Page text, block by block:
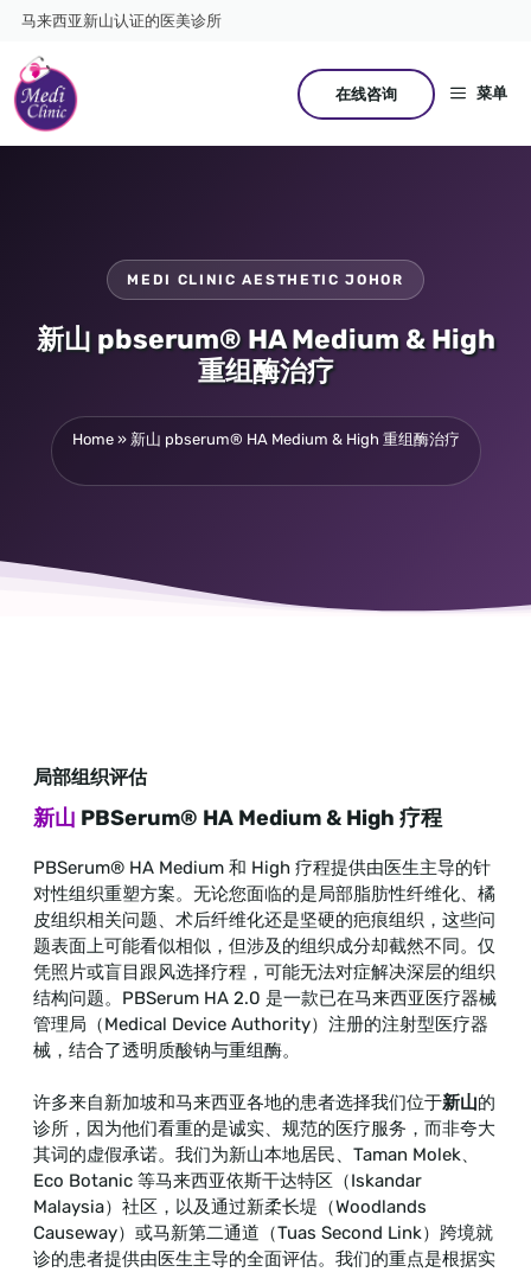
容
马来西亚新山认证的医美诊所
菜单
在线咨询
MEDI CLINIC AESTHETIC JOHOR
新山 pbserum® HA Medium & High
重组酶治疗
Home» 新山 pbserum® HA Medium & High 重组酶治疗
局部组织评估
新山 PBSerum® HA Medium & High 疗程
PBSerum® HA Medium 和 High 疗程提供由医生主导的针
对性组织重塑方案。无论您面临的是局部脂肪性纤维化、橘
皮组织相关问题、术后纤维化还是坚硬的疤痕组织，这些问
题表面上可能看似相似，但涉及的组织成分却截然不同。仅
凭照片或盲目跟风选择疗程，可能无法对症解决深层的组织
结构问题。PBSerum HA 2.0 是一款已在马来西亚医疗器械
管理局（Medical Device Authority）注册的注射型医疗器
械，结合了透明质酸钠与重组酶。
许多来自新加坡和马来西亚各地的患者选择我们位于新山的
诊所，因为他们看重的是诚实、规范的医疗服务，而非夸大
其词的虚假承诺。我们为新山本地居民、Taman Molek、
Eco Botanic 等马来西亚依斯干达特区（Iskandar
Malaysia）社区，以及通过新柔长堤（Woodlands
Causeway）或马新第二通道（Tuas Second Link）跨境就
诊的患者提供由医生主导的全面评估。我们的重点是根据实